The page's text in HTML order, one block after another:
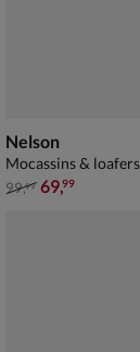
Nelson
Mocassins &
van € 99,99 voor
99,99 69,99